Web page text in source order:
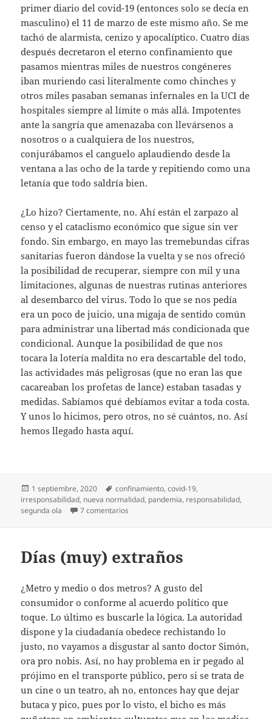
primer diario del covid-19 (entonces solo se decía en
masculino) el 11 de marzo de este mismo año. Se me
tachó de alarmista, cenizo y apocalíptico. Cuatro días
después decretaron el eterno confinamiento que
pasamos mientras miles de nuestros congéneres
iban muriendo casi literalmente como chinches y
otros miles pasaban semanas infernales en la UCI de
hospitales siempre al límite o más allá. Impotentes
ante la sangría que amenazaba con llevársenos a
nosotros o a cualquiera de los nuestros,
conjurábamos el canguelo aplaudiendo desde la
ventana a las ocho de la tarde y repitiendo como una
letanía que todo saldría bien.
¿Lo hizo? Ciertamente, no. Ahí están el zarpazo al
censo y el cataclismo económico que sigue sin ver
fondo. Sin embargo, en mayo las tremebundas cifras
sanitarias fueron dándose la vuelta y se nos ofreció
la posibilidad de recuperar, siempre con mil y una
limitaciones, algunas de nuestras rutinas anteriores
al desembarco del virus. Todo lo que se nos pedía
era un poco de juicio, una migaja de sentido común
para administrar una libertad más condicionada que
condicional. Aunque la posibilidad de que nos
tocara la lotería maldita no era descartable del todo,
las actividades más peligrosas (que no eran las que
cacareaban los profetas de lance) estaban tasadas y
medidas. Sabíamos qué debíamos evitar a toda costa.
Y unos lo hicimos, pero otros, no sé cuántos, no. Así
hemos llegado hasta aquí.
Publicado
el
1 septiembre, 2020 Etiquetas
confinamiento,covid-19,
irresponsabilidad, nueva normalidad, pandemia, responsabilidad,
segunda ola
7 comentarios
Días (muy) extraños
¿Metro y medio o dos metros? A gusto del
consumidor o conforme al acuerdo político que
toque. Lo último es buscarle la lógica. La autoridad
dispone y la ciudadanía obedece rechistando lo
justo, no vayamos a disgustar al santo doctor Simón,
ora pro nobis. Así, no hay problema en ir pegado al
prójimo en el transporte público, pero si se trata de
un cine o un teatro, ah no, entonces hay que dejar
butaca y pico, pues por lo visto, el bicho es más